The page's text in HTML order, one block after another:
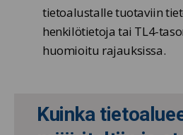
tietoalustalle tuotaviin
henkilötietoja tai TL4-
huomioitu rajauksissa.
Kuinka